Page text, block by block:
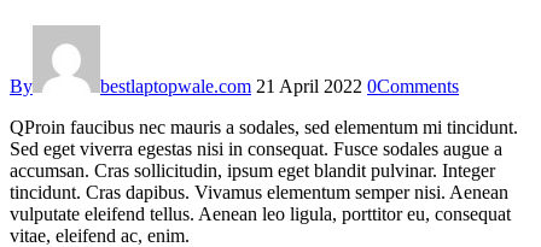
By bestlaptopwale.com 21 April 2022 0Comments
QProin faucibus nec mauris a sodales, sed elementum mi tincidunt.
Sed eget viverra egestas nisi in consequat. Fusce sodales augue a
accumsan. Cras sollicitudin, ipsum eget blandit pulvinar. Integer
tincidunt. Cras dapibus. Vivamus elementum semper nisi. Aenean
vulputate eleifend tellus. Aenean leo ligula, porttitor eu, consequat
vitae, eleifend ac, enim.